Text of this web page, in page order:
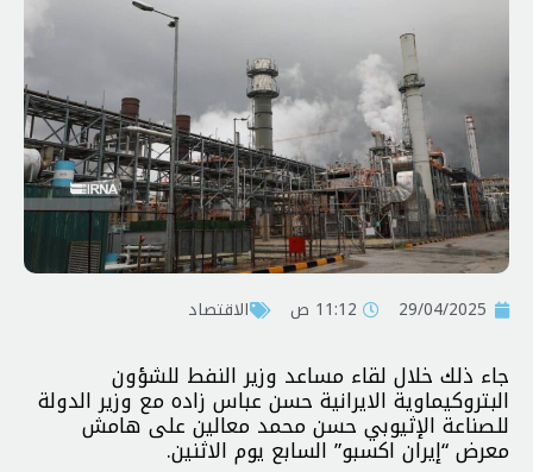
29/04/2025 11:12 ص الاقتصاد
جاء ذلك خلال لقاء مساعد وزير النفط للشؤون
البتروكيماوية الايرانية حسن عباس زاده مع وزير الدولة
للصناعة الإثيوبي حسن محمد معالين على هامش
معرض “إيران اكسبو” السابع يوم الاثنين.